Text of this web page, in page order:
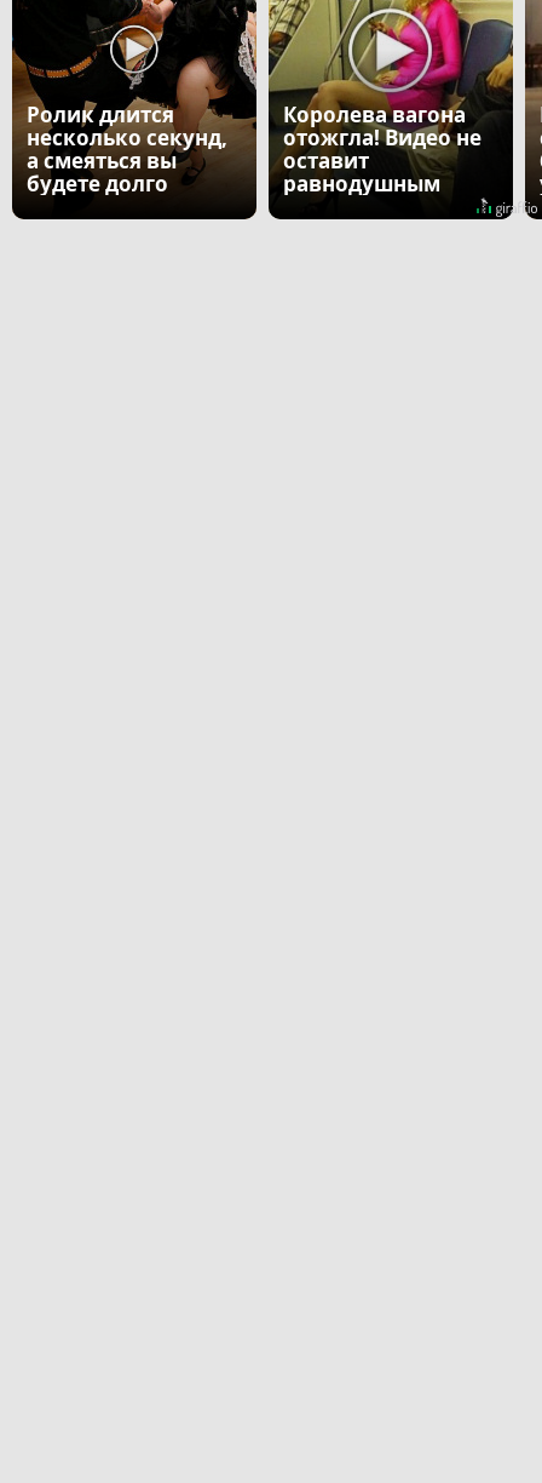
Ролик длится
несколько секунд,
а смеяться вы
будете долго
Королева вагона
отожгла! Видео не
оставит
равнодушным